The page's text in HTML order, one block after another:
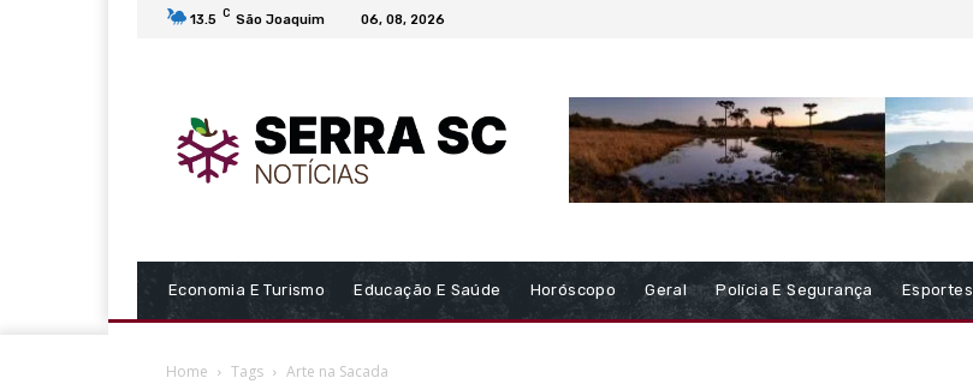
13.5 C São Joaquim 06, 08, 2026
Economia E Turismo Educação E Saúde Horóscopo Geral Polícia E Segurança Esportes
Home Tags Arte na Sacada